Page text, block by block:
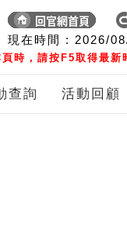
現在時間 : 2026/
時，請按F5取得最新
查詢 活動回顧